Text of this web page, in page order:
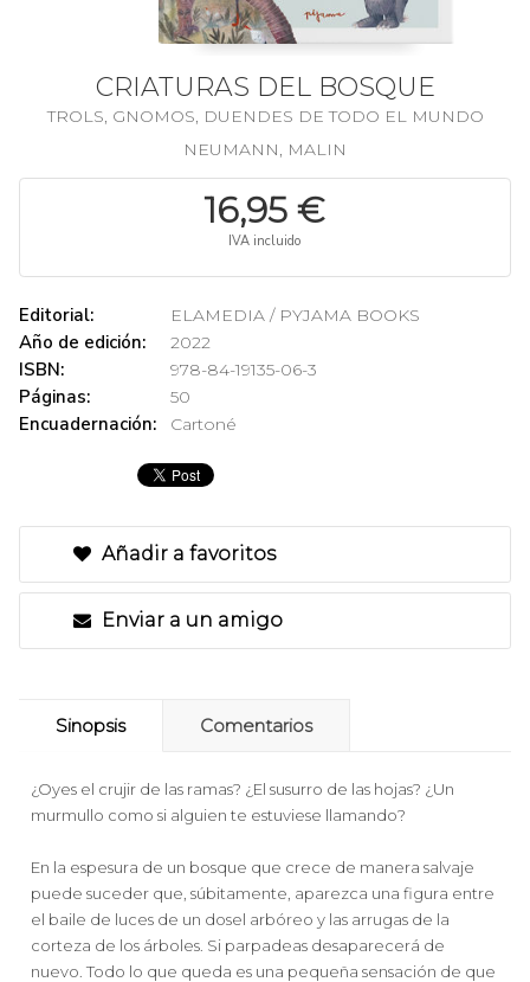
CRIATURAS DEL BOSQUE
TROLS, GNOMOS, DUENDES DE TODO EL MUNDO
NEUMANN, MALIN
16,95 €
IVA incluido
Editorial: ELAMEDIA / PYJAMA BOOKS
Año de edición: 2022
ISBN: 978-84-19135-06-3
Páginas: 50
Encuadernación: Cartoné
Añadir a favoritos
Enviar a un amigo
Sinopsis Comentarios
¿Oyes el crujir de las ramas? ¿El susurro de las hojas? ¿Un
murmullo como si alguien te estuviese llamando?
En la espesura de un bosque que crece de manera salvaje
puede suceder que, súbitamente, aparezca una figura entre
el baile de luces de un dosel arbóreo y las arrugas de la
corteza de los árboles. Si parpadeas desaparecerá de
nuevo. Todo lo que queda es una pequeña sensación de que